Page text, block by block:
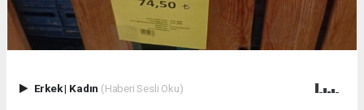
Erkek| Kadın (Haberi Sesli Oku)